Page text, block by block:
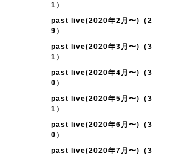
1）
past live(2020年2月〜)（2
9）
past live(2020年3月〜)（3
1）
past live(2020年4月〜)（3
0）
past live(2020年5月〜)（3
1）
past live(2020年6月〜)（3
0）
past live(2020年7月〜)（3